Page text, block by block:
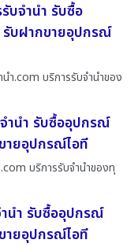
บจำนำ รับซื้อ
รับฝากขายอุปกรณ์
า.com บริการรับจำนำของ
ำนำ รับซื้ออุปกรณ์
ายอุปกรณ์ไอที
บริการรับจำนำของทุ
นำ รับซื้ออุปกรณ์
ายอุปกรณ์ไอที